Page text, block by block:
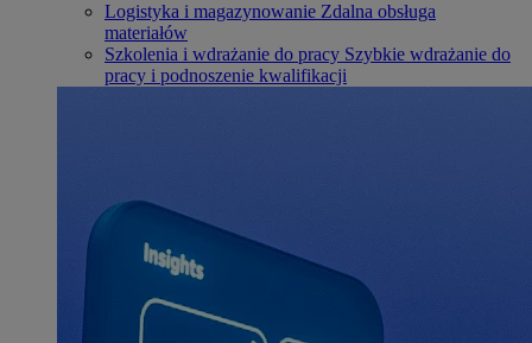
Logistyka i magazynowanie Zdalna obsługa
materiałów
Szkolenia i wdrażanie do pracy Szybkie wdrażanie do
pracy i podnoszenie kwalifikacji